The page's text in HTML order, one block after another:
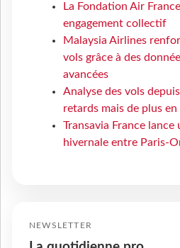
La Fondation Air
engagement collectif
Malaysia Airlines
vols grâce à des
avancées
Analyse des vols
retards mais de plus
Transavia France
hivernale entre Paris-
NEWSLETTER